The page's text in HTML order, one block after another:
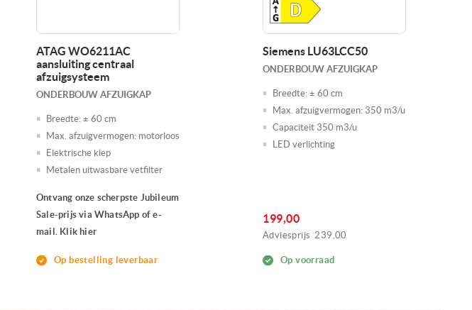
Bediening Druktoetsen
Wit
Geluidsniveau 72 dB
Max. afzuigvermogen 350 m3/u
ATAG WO6211AC
aansluiting centraal
afzuigsysteem
ONDERBOUW AFZUIGKAP
Breedte: ± 60 cm
Max. afzuigvermogen: motorloos
Elektrische klep
Metalen uitwasbare vetfilter
Ontvang onze scherpste Jubileum
Sale-prijs via WhatsApp of e-
mail. Klik hier
Op bestelling leverbaar
Siemens LU63LCC50
ONDERBOUW AFZUIGKAP
Breedte: ± 60 cm
Max. afzuigvermogen: 350 m3/u
Capaciteit 350 m3/u
LED verlichting
199,00
Adviesprijs 239,00
Op voorraad